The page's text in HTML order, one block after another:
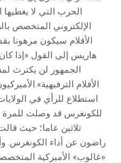
الحرب التي لا يغطيها
الإلكتروني المتخصص
الأفلام سيكون مرهونا
هاريس إلى القول «إذا
الجمهور لن يكترث
الأفلام
استطلاع للرأي في
للكونغرس قد وصلت للمرة
ثلاثين عاما؛ حيث
راضون عن أداء الكونغرس.